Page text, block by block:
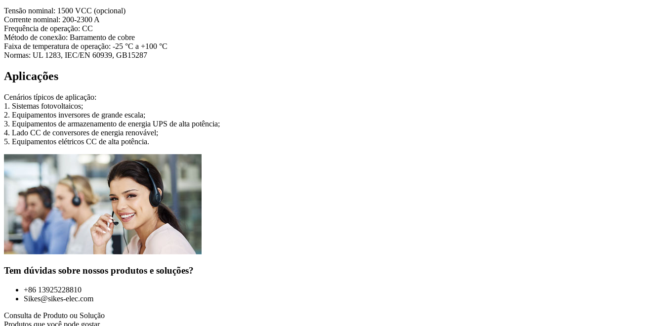
Tensão nominal: 1500 VCC (opcional)
Corrente nominal: 200-2300 A
Frequência de operação: CC
Método de conexão: Barramento de cobre
Faixa de temperatura de operação: -25 °C a +100 °C
Normas: UL 1283, IEC/EN 60939, GB15287
Aplicações
Cenários típicos de aplicação:
1. Sistemas fotovoltaicos;
2. Equipamentos inversores de grande escala;
3. Equipamentos de armazenamento de energia UPS de alta potência;
4. Lado CC de conversores de energia renovável;
5. Equipamentos elétricos CC de alta potência.
Tem dúvidas sobre nossos produtos e soluções?
+86 13925228810
Sikes@sikes-elec.com
Consulta de Produto ou Solução